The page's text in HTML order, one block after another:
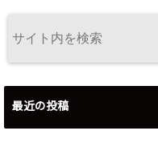
最近の投稿